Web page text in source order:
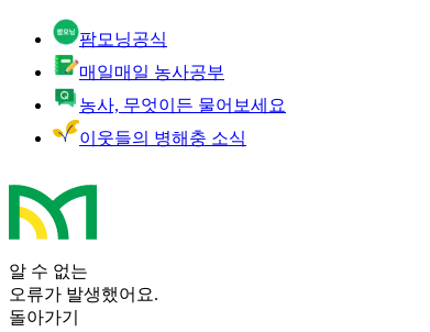
팜모닝공식
매일매일 농사공부
농사, 무엇이든 물어보세요
이웃들의 병해충 소식
알 수 없는
오류가 발생했어요.
돌아가기